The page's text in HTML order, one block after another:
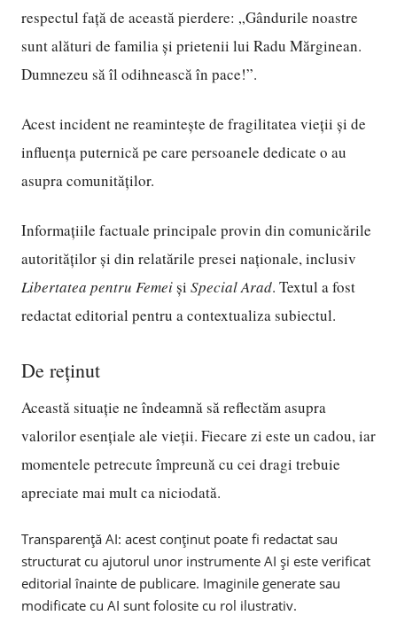
respectul față de această pierdere: „Gândurile noastre
sunt alături de familia și prietenii lui Radu Mărginean.
Dumnezeu să îl odihnească în pace!”.
Acest incident ne reamintește de fragilitatea vieții și de
influența puternică pe care persoanele dedicate o au
asupra comunităților.
Informațiile factuale principale provin din comunicările
autorităților și din relatările presei naționale, inclusiv
Libertatea pentru Femeiși Special Arad. Textul a fost
redactat editorial pentru a contextualiza subiectul.
De reținut
Această situație ne îndeamnă să reflectăm asupra
valorilor esențiale ale vieții. Fiecare zi este un cadou, iar
momentele petrecute împreună cu cei dragi trebuie
apreciate mai mult ca niciodată.
Transparență AI: acest conținut poate fi redactat sau
structurat cu ajutorul unor instrumente AI și este verificat
editorial înainte de publicare. Imaginile generate sau
modificate cu AI sunt folosite cu rol ilustrativ.